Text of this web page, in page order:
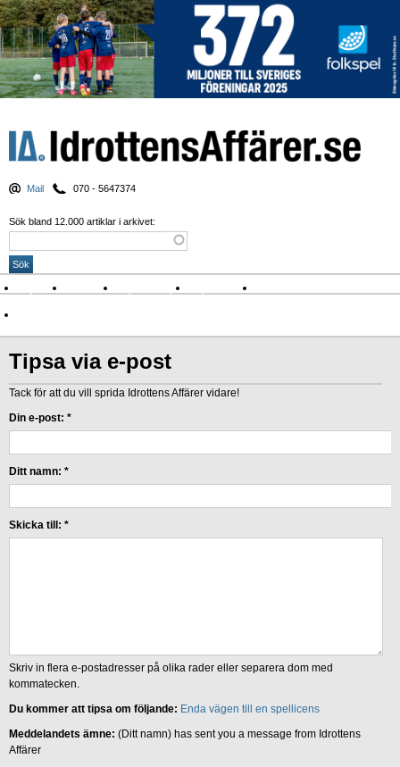
Mail 070 - 5647374
Sök bland 12.000 artiklar i arkivet:
Nyheter Krönikor Sport & spel Nyhetsbrev
Tipsa via e-post
Tack för att du vill sprida Idrottens Affärer vidare!
Din e-post: *
Ditt namn: *
Skicka till: *
Skriv in flera e-postadresser på olika rader eller separera dom med
kommatecken.
Du kommer att tipsa om följande: Enda vägen till en spellicens
Meddelandets ämne: (Ditt namn) has sent you a message from Idrottens
Affärer